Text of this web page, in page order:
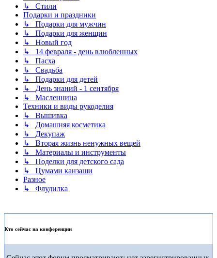
↳ Стили
Подарки и праздники
↳ Подарки для мужчин
↳ Подарки для женщин
↳ Новый год
↳ 14 февраля - день влюбленных
↳ Пасха
↳ Свадьба
↳ Подарки для детей
↳ День знаний - 1 сентября
↳ Масленница
Техники и виды рукоделия
↳ Вышивка
↳ Домашняя косметика
↳ Декупаж
↳ Вторая жизнь ненужных вещей
↳ Материалы и инструменты
↳ Поделки для детского сада
↳ Цумами канзаши
Разное
↳ Флудилка
Кто сейчас на конференции